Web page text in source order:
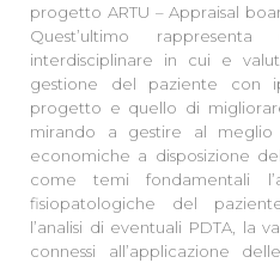
progetto ARTU – Appraisal
Quest’ultimo
interdisciplinare in cui e
gestione del paziente con
progetto e quello di
mirando a gestire al
economiche a disposizione
come temi fondamentali
fisiopatologiche del
l’analisi di eventuali PDTA, la
connessi all’applicazione